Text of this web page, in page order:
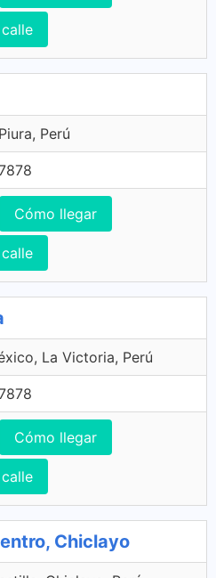
Perú
Cómo llegar
La Victoria, Perú
Cómo llegar
Chiclayo